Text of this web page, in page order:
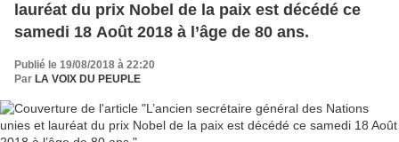
lauréat du prix Nobel de la paix est décédé ce
samedi 18 Août 2018 à l’âge de 80 ans.
Publié le 19/08/2018 à 22:20
Par LA VOIX DU PEUPLE